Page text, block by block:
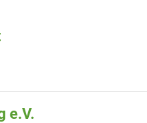
e.V.